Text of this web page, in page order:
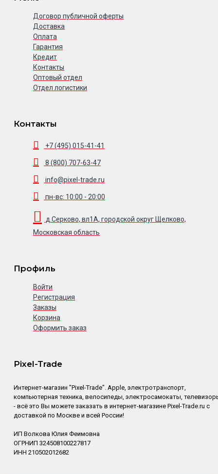
Договор публичной оферты
Доставка
Оплата
Гарантия
Кредит
Контакты
Оптовый отдел
Отдел логистики
Контакты
+7 (495) 015-41-41
8 (800) 707-63-47
info@pixel-trade.ru
пн-вс: 10:00 - 20:00
д.Серково, вл1А, городской округ Щелково,
Московская область
Профиль
Войти
Регистрация
Заказы
Корзина
Оформить заказ
Pixel-Trade
Интернет-магазин "Pixel-Trade". Apple, электротранспорт,
компьютерная техника, велосипеды, электросамокаты,
- всё это Вы можете заказать в интернет-магазине Pixel-Trade.ru с
доставкой по Москве и всей России!
ИП Волкова Юлия Феимовна
ОГРНИП 324508100227817
ИНН 210502012682